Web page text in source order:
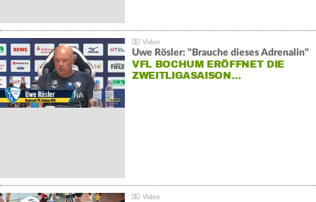
Uwe Rösler: "Brauche dieses Adrenalin"
VFL BOCHUM ERÖFFNET DIE
ZWEITLIGASAISON…